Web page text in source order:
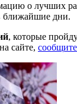
о лучших
ближайшие дни.
, которые
сайте,